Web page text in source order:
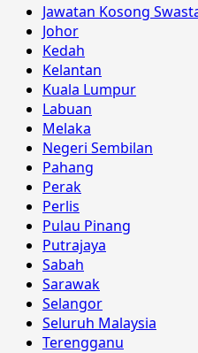
Jawatan Kosong
Johor
Kedah
Kelantan
Kuala Lumpur
Labuan
Melaka
Negeri Sembilan
Pahang
Perak
Perlis
Pulau Pinang
Putrajaya
Sabah
Sarawak
Selangor
Seluruh Malaysia
Terengganu